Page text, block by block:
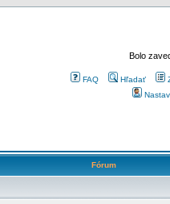
Bolo
FAQ Hľadať
Fórum